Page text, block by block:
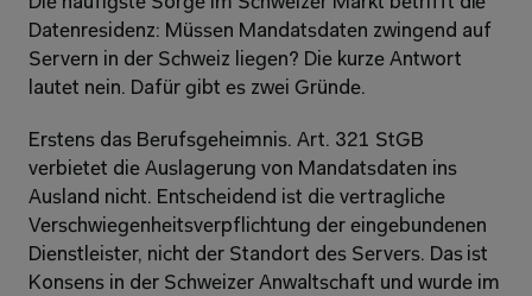
Datenresidenz: Müssen Mandatsdaten zwingend auf
Servern in der Schweiz liegen? Die kurze Antwort
lautet nein. Dafür gibt es zwei Gründe.
Erstens das Berufsgeheimnis. Art. 321 StGB
verbietet die Auslagerung von Mandatsdaten ins
Ausland nicht. Entscheidend ist die vertragliche
Verschwiegenheitsverpflichtung der eingebundenen
Dienstleister, nicht der Standort des Servers. Das ist
Konsens in der Schweizer Anwaltschaft und wurde im